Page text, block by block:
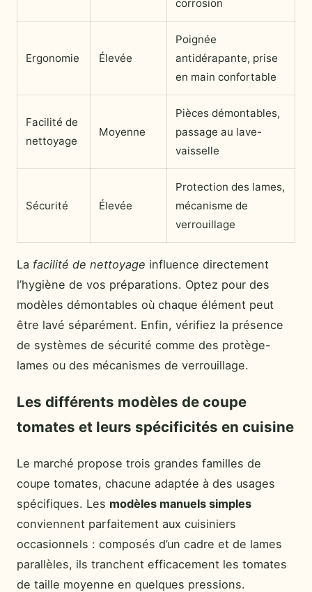
corrosion
Ergonomie Élevée
Poignée
antidérapante, prise
en main confortable
Facilité de
nettoyage
Moyenne
Pièces démontables,
passage au lave-
vaisselle
Sécurité Élevée
Protection des lames,
mécanisme de
verrouillage
La facilité de nettoyage influence directement
l’hygiène de vos préparations. Optez pour des
modèles démontables où chaque élément peut
être lavé séparément. Enfin, vérifiez la présence
de systèmes de sécurité comme des protège-
lames ou des mécanismes de verrouillage.
Les différents modèles de coupe
tomates et leurs spécificités en cuisine
Le marché propose trois grandes familles de
coupe tomates, chacune adaptée à des usages
spécifiques. Les modèles manuels simples
conviennent parfaitement aux cuisiniers
occasionnels : composés d’un cadre et de lames
parallèles, ils tranchent efficacement les tomates
de taille moyenne en quelques pressions.